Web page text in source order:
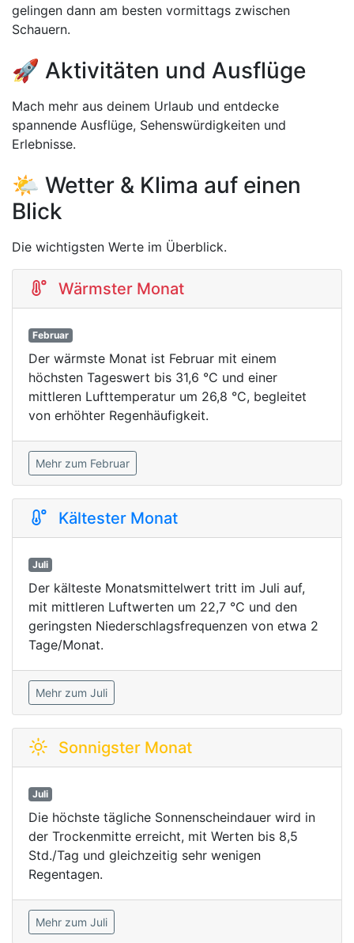
gelingen dann am besten vormittags zwischen
Schauern.
🚀 Aktivitäten und Ausflüge
Mach mehr aus deinem Urlaub und entdecke
spannende Ausflüge, Sehenswürdigkeiten und
Erlebnisse.
🌤️ Wetter & Klima auf einen
Blick
Die wichtigsten Werte im Überblick.
Wärmster Monat
Februar
Der wärmste Monat ist Februar mit einem
höchsten Tageswert bis 31,6 °C und einer
mittleren Lufttemperatur um 26,8 °C, begleitet
von erhöhter Regenhäufigkeit.
Mehr zum Februar
Kältester Monat
Juli
Der kälteste Monatsmittelwert tritt im Juli auf,
mit mittleren Luftwerten um 22,7 °C und den
geringsten Niederschlagsfrequenzen von etwa 2
Tage/Monat.
Mehr zum Juli
Sonnigster Monat
Juli
Die höchste tägliche Sonnenscheindauer wird in
der Trockenmitte erreicht, mit Werten bis 8,5
Std./Tag und gleichzeitig sehr wenigen
Regentagen.
Mehr zum Juli